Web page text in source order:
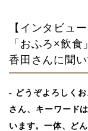
【インタビュー
「おふろ×飲
香田さんに聞
‐ どうぞよろしく
さん、キーワード
います。一体、ど